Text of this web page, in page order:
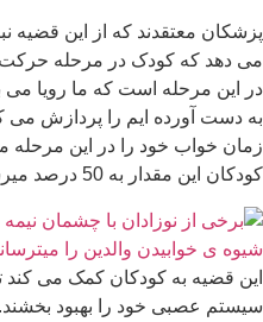
پزشکان معتقدند که از این قضیه
در این مرحله است که ما رویا می
زمان خواب خود را در این مرحله
کودکان این مقدار به 50 درصد میرسد.
این قضیه به کودکان کمک می کند
سیستم عصبی خود را بهبود